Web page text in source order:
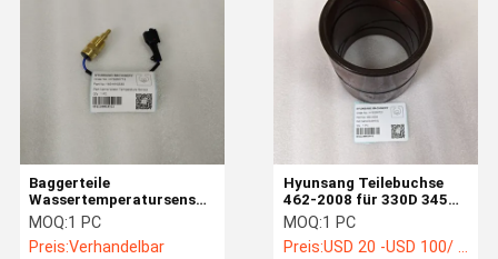
Baggerteile
Wassertemperatursensor
1-83161033-0
1831610330 Für 6HK1
6BG1 6WG1 6SD1 4BG1
MOQ:1 PC
Preis:Verhandelbar
Hyunsang Teilebuchse
462-2008 für 330D 345C
345D 336D
MOQ:1 PC
Preis:USD 20 -USD 100/ pc